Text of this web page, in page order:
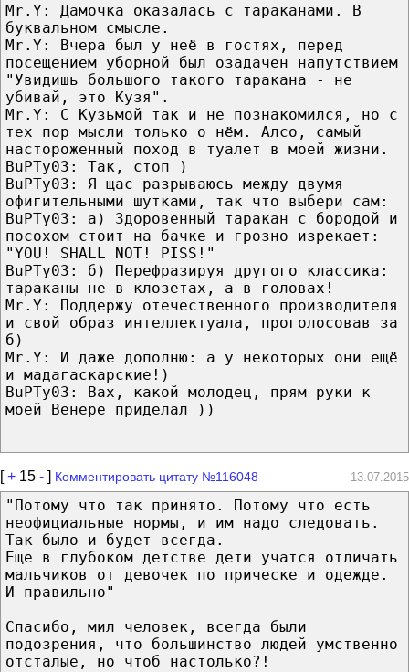
Mr.Y: Дамочка оказалась с тараканами. В
буквальном смысле.
Mr.Y: Вчера был у неё в гостях, перед
посещением уборной был озадачен напутствием
"Увидишь большого такого таракана - не
убивай, это Кузя".
Mr.Y: С Кузьмой так и не познакомился, но с
тех пор мысли только о нём. Алсо, самый
настороженный поход в туалет в моей жизни.
BuPTy03: Так, стоп )
BuPTy03: Я щас разрываюсь между двумя
офигительными шутками, так что выбери сам:
BuPTy03: а) Здоровенный таракан с бородой и
посохом стоит на бачке и грозно изрекает:
"YOU! SHALL NOT! PISS!"
BuPTy03: б) Перефразируя другого классика:
тараканы не в клозетах, а в головах!
Mr.Y: Поддержу отечественного производителя
и свой образ интеллектуала, проголосовав за
б)
Mr.Y: И даже дополню: а у некоторых они ещё
и мадагаскарские!)
BuPTy03: Вах, какой молодец, прям руки к
моей Венере приделал ))
[+ 15 - ] Комментировать цитату №116048 13.07.2015
"Потому что так принято. Потому что есть
неофициальные нормы, и им надо следовать.
Так было и будет всегда.
Еще в глубоком детстве дети учатся отличать
мальчиков от девочек по прическе и одежде.
И правильно"
Спасибо, мил человек, всегда были
подозрения, что большинство людей умственно
отсталые, но чтоб настолько?!